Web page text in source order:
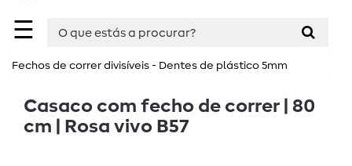
☰
Fechos de correr divisíveis - Dentes de plástico 5mm
Casaco com fecho de correr | 80
cm | Rosa vivo B57